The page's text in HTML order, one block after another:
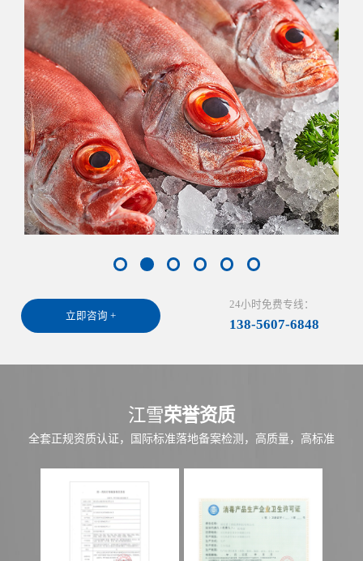
立即咨询 +
24小时免费专线：
138-5607-6848
江雪荣誉资质
全套正规资质认证，国际标准落地备案检测，高质量，高标准